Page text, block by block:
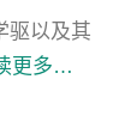
驱以及其
更多…